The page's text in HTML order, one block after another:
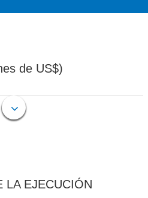
de US$)
LA EJECUCIÓN